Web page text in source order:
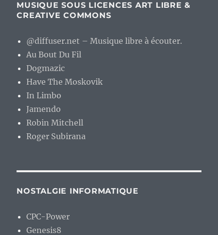
MUSIQUE SOUS LICENCES ART LIBRE &
CREATIVE COMMONS
@diffuser.net – Musique libre à écouter.
Au Bout Du Fil
Dogmazic
Have The Moskovik
In Limbo
Jamendo
Robin Mitchell
Roger Subirana
NOSTALGIE INFORMATIQUE
CPC-Power
Genesis8